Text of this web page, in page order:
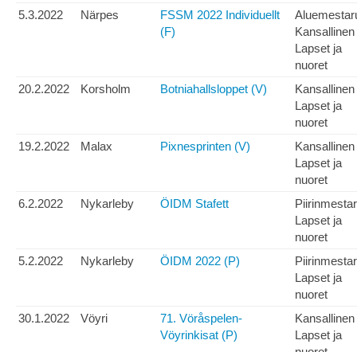
5.3.2022
Närpes
FSSM 2022 Individuellt
(F)
Kansallinen
Lapset ja
nuoret
20.2.2022
Korsholm Botniahallsloppet (V)
Kansallinen
Lapset ja
nuoret
19.2.2022
Malax Pixnesprinten (V)
Kansallinen
Lapset ja
nuoret
6.2.2022
Nykarleby ÖIDM Stafett
Lapset ja
nuoret
5.2.2022
Nykarleby ÖIDM 2022 (P)
Lapset ja
nuoret
30.1.2022
Vöyri
71. Vöråspelen-
Vöyrinkisat (P)
Kansallinen
Lapset ja